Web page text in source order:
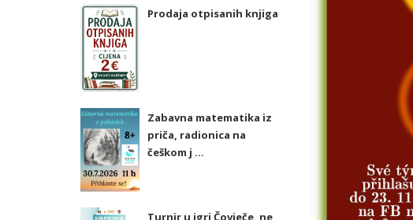
Prodaja otpisanih knjiga
Zabavna matematika iz
priča, radionica na
češkom j ...
Turnir u igri Čovječe, ne